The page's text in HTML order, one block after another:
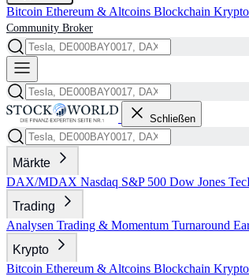
Bitcoin Ethereum & Altcoins Blockchain
Community Broker
Schließen
Märkte
DAX/MDAX Nasdaq S&P 500 Dow Jones
Trading
Analysen Trading & Momentum Turnaround
Krypto
Bitcoin Ethereum & Altcoins Blockchain